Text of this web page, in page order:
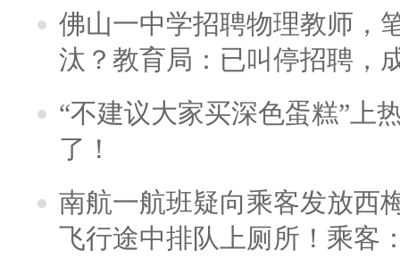
佛山一中学招聘物理教师，
汰？教育局：已叫停招聘，
“不建议大家买深色蛋糕”上
了！
南航一航班疑向乘客发放西
飞行途中排队上厕所！乘客